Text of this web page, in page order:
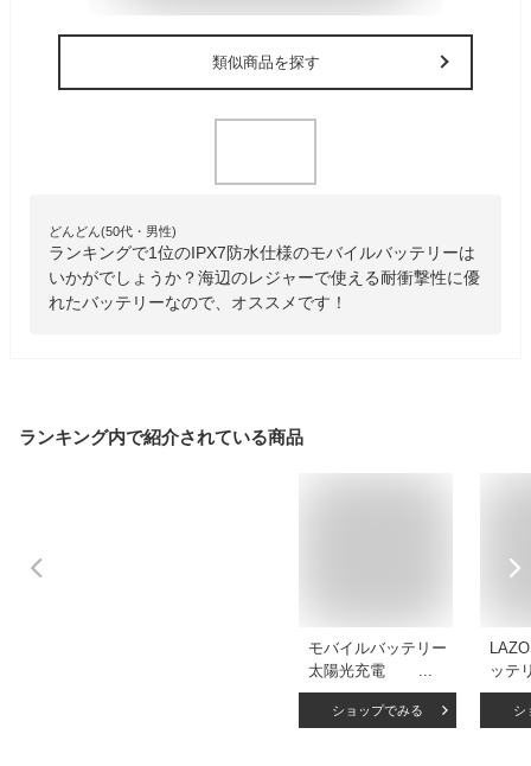
類似商品を探す
どんどん(50代・男性)
ランキングで1位のIPX7防水仕様のモバイルバッテリーは
いかがでしょうか？海辺のレジャーで使える耐衝撃性に優
れたバッテリーなので、オススメです！
ランキング内で紹介されている商品
モバイルバッテリー
太陽光充電
20000mAh 羅針盤
防水防塵 大容量 ラ
ショップでみる
ッテ
水防
カシ